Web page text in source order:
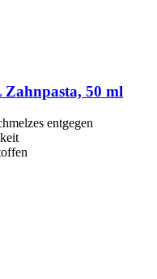
50 ml
entgegen